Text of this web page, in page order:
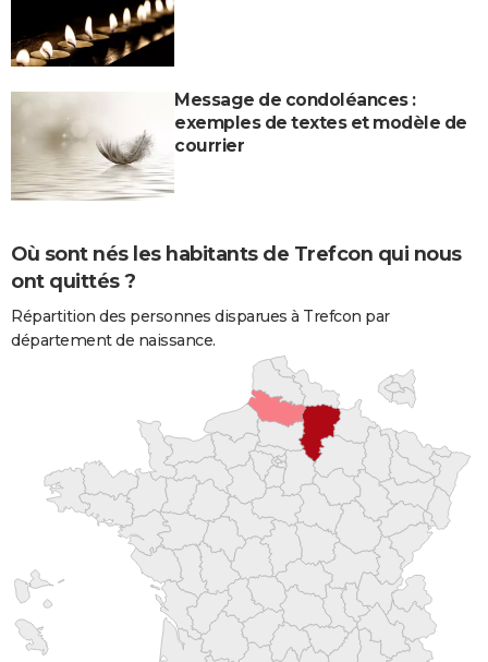
Message de condoléances :
exemples de textes et modèle de
courrier
Où sont nés les habitants de Trefcon qui nous
ont quittés ?
Répartition des personnes disparues à Trefcon par
département de naissance.